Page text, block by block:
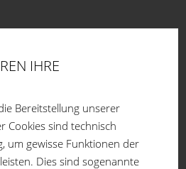
Planungsabteilung haben.
IHRE
Bereitstellung unserer
Cookies sind technisch
um gewisse Funktionen der
Dies sind sogenannte